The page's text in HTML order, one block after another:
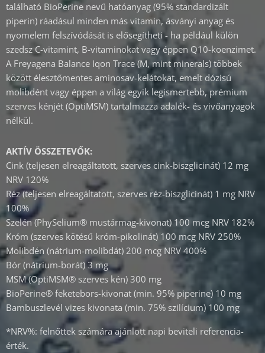
található BioPerine nevű hatóanyag (95% standardizált
piperin) ráadásul minden más vitamin, ásványi anyag és
nyomelem felszívódását is elősegítheti - ha például külön
szedsz C-vitamint, B-vitaminokat vagy éppen Q10-koenzimet.
A Freyagena Balance Iqon Trace (M, mint minerals) többek
között élesztőmentes aminosav-kelátokat, emelt dózisú
molibdént vagy éppen a világ egyik legismertebb, prémium
szerves kénjét (OptiMSM) tartalmazza adalék- és vivőanyagok
nélkül.
AKTÍV ÖSSZETEVŐK:
Cink (teljesen elreagáltatott, szerves cink-biszglicinát) 12 mg
NRV 120%
Réz (teljesen elreagáltatott, szerves réz-biszglicinát) 1 mg NRV
100%
Szelén (PhySelium® mustármag-kivonat) 100 mcg NRV 182%
Króm (szerves kötésű króm-pikolinát) 100 mcg NRV 250%
Molibdén (nátrium-molibdát) 200 mcg NRV 400%
Bór (nátrium-borát) 3 mg
MSM (OptiMSM® szerves kén) 300 mg
BioPerine® feketebors-kivonat (min. 95% piperine) 10 mg
Bambuszlevél vizes kivonata (min. 75% szilícium) 100 mg
*NRV%: felnőttek számára ajánlott napi beviteli referencia-
érték.